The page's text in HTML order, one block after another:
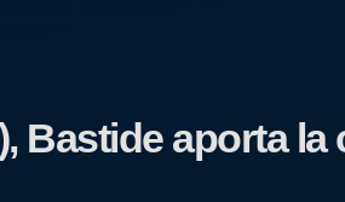
Bastide aporta